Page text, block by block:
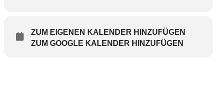
ZUM EIGENEN KALENDER HINZUFÜGEN
ZUM GOOGLE KALENDER HINZUFÜGEN